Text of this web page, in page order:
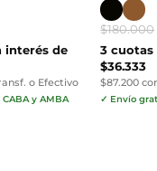
interés de
o Efectivo
y AMBA
$180.000
3 cuotas
$36.333
$87.200
✓ Envío